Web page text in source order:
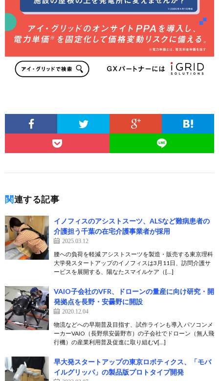
関連する記事
イノフィスのアシストスーツ、ALSなど難病患者の
介護担う千葉の在宅介護事業者が採用
2025.03.12
腰への負荷を軽減 アシストスーツを製造・販売する東京理科
大学発スタートアップのイノフィスは3月11日、訪問介護サ
ービスを展開する、陽なたスマイルケア（[…]
VAIO子会社のVFR、ドローンの量産に向け研究・開
発拠点を長野・安曇野に開設
2020.12.04
物流などへの早期普及目指す、試作ラインも導入 パソコンメ
ーカーVAIO（長野県安曇野市）の子会社でドローン（無人飛
行機）の産業利用普及促進に取り組むV[…]
早大発スタートアップの東京ロボティクス、「モバ
イルグリッパ」の製品版プロトタイプ開発